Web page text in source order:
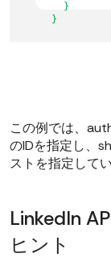
}
この例では、
のIDを指定し、
ストを指定してい
LinkedIn
ヒント